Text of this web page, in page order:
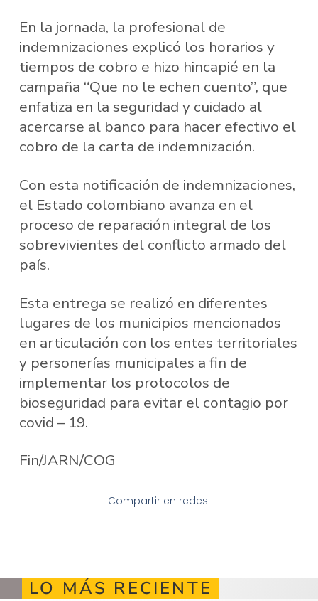
En la jornada, la profesional de
indemnizaciones explicó los horarios y
tiempos de cobro e hizo hincapié en la
campaña “Que no le echen cuento”, que
enfatiza en la seguridad y cuidado al
acercarse al banco para hacer efectivo el
cobro de la carta de indemnización.
Con esta notificación de indemnizaciones,
el Estado colombiano avanza en el
proceso de reparación integral de los
sobrevivientes del conflicto armado del
país.
Esta entrega se realizó en diferentes
lugares de los municipios mencionados
en articulación con los entes territoriales
y personerías municipales a fin de
implementar los protocolos de
bioseguridad para evitar el contagio por
covid – 19.
Fin/JARN/COG
Compartir en redes:
LO MÁS RECIENTE